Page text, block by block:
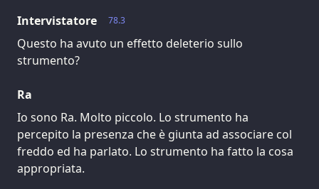
78.3
Intervistatore
Questo ha avuto un effetto deleterio sullo
strumento?
Ra
Io sono Ra. Molto piccolo. Lo strumento ha
percepito la presenza che è giunta ad associare col
freddo ed ha parlato. Lo strumento ha fatto la cosa
appropriata.